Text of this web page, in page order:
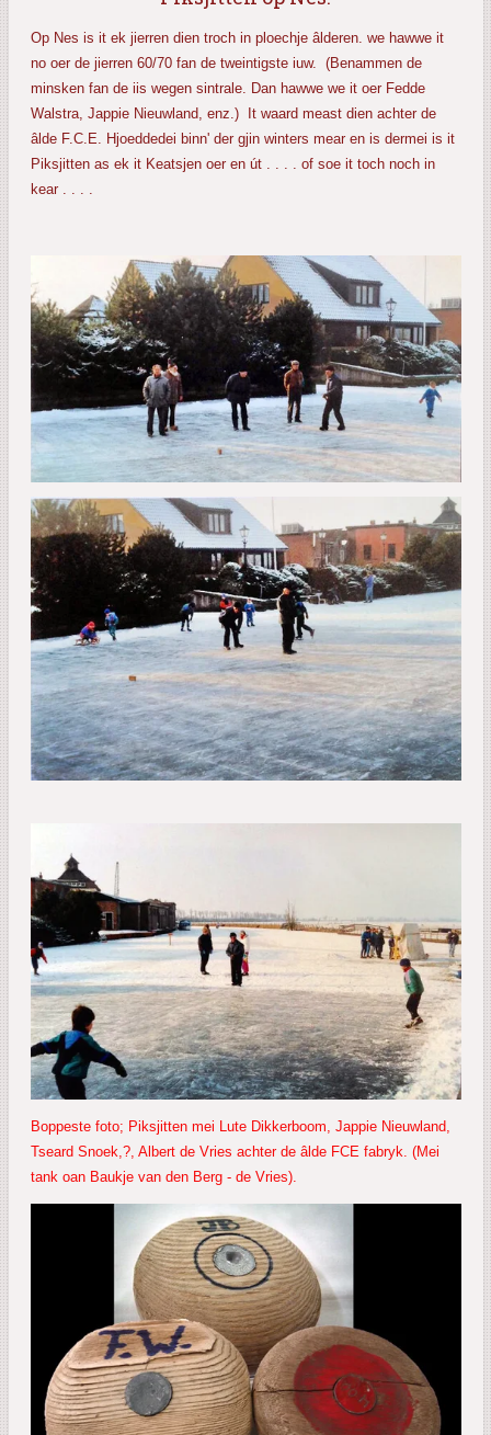
Op Nes is it ek jierren dien troch in ploechje âlderen. we hawwe it
no oer de jierren 60/70 fan de tweintigste iuw. (Benammen de
minsken fan de iis wegen sintrale. Dan hawwe we it oer Fedde
Walstra, Jappie Nieuwland, enz.) It waard meast dien achter de
âlde F.C.E. Hjoeddedei binn' der gjin winters mear en is dermei is it
Piksjitten as ek it Keatsjen oer en út . . . . of soe it toch noch in
kear . . . .
Boppeste foto; Piksjitten mei Lute Dikkerboom, Jappie Nieuwland,
Tseard Snoek,?, Albert de Vries achter de âlde FCE fabryk. (Mei
tank oan Baukje van den Berg - de Vries).